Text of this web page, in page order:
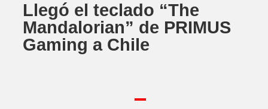
Llegó el teclado “The
Mandalorian” de PRIMUS
Gaming a Chile